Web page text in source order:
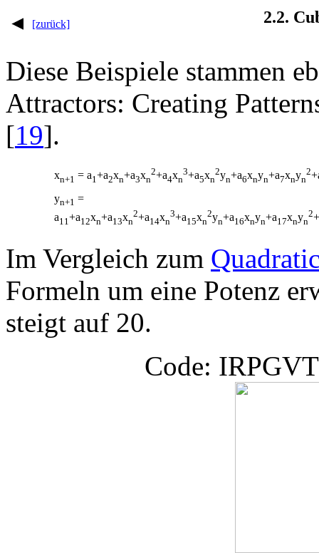
[zurück] 2.2.
Diese Beispiele stammen
Attractors: Creating
[19].
xn+1 = a1 +a2xn+a3xn
2+a4xn
3+a5xn
2yn+a6xnyn+a7xnyn
2
yn+1 =
a11 +a12xn+a13xn
2+a14xn
3+a15xn
2yn+a16xnyn+a17xnyn
2
Im Vergleich zum
Formeln um eine Potenz
steigt auf 20.
Code: